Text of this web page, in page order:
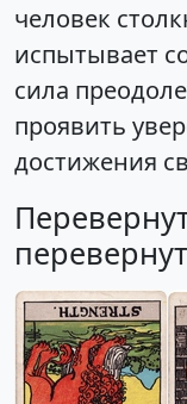
человек
испытывает
сила
проявить
достижения